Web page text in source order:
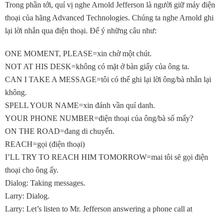
Trong phần tới, quí vị nghe Arnold Jefferson là người giữ máy điện
thoại của hãng Advanced Technologies. Chúng ta nghe Arnold ghi
lại lời nhắn qua điện thoại. Để ý những câu như:
ONE MOMENT, PLEASE=xin chờ một chút.
NOT AT HIS DESK=không có mặt ở bàn giấy của ông ta.
CAN I TAKE A MESSAGE=tôi có thể ghi lại lời ông/bà nhắn lại
không.
SPELL YOUR NAME=xin đánh vần quí danh.
YOUR PHONE NUMBER=điện thoại của ông/bà số mấy?
ON THE ROAD=đang di chuyển.
REACH=gọi (điện thoại)
I’LL TRY TO REACH HIM TOMORROW=mai tôi sẽ gọi điện
thoại cho ông ấy.
Dialog: Taking messages.
Larry: Dialog.
Larry: Let’s listen to Mr. Jefferson answering a phone call at